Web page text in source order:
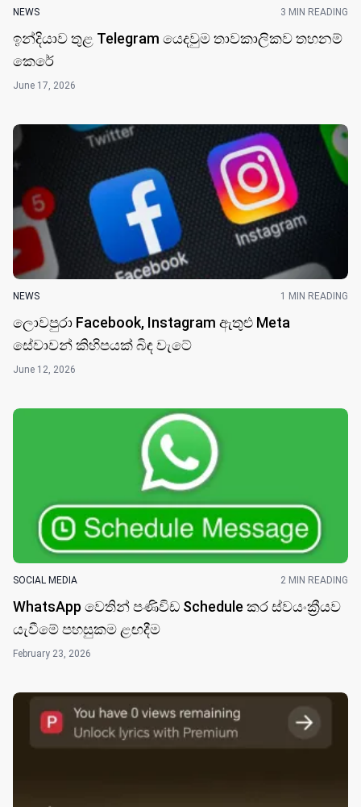
NEWS 3 MIN READING
ඉන්දියාව තුළ Telegram යෙදවුම තාවකාලිකව තහනම්
කෙරේ
June 17, 2026
NEWS 1 MIN READING
ලොවපුරා Facebook, Instagram ඇතුළු Meta
සේවාවන් කිහිපයක් බිඳ වැටේ
June 12, 2026
SOCIAL MEDIA 2 MIN READING
WhatsApp වෙතින් පණිවිඩ Schedule කර ස්වයංක්‍රීයව
යැවීමේ පහසුකම ළඟදීම
February 23, 2026